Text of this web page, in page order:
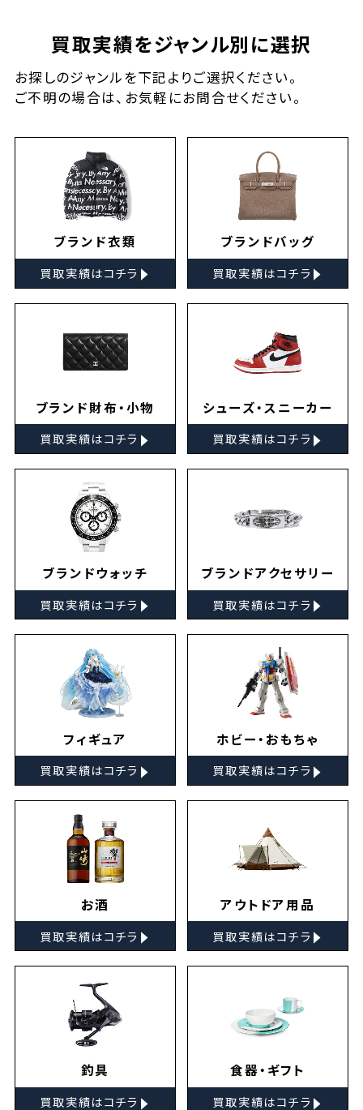
買取実績をジャンル別に選択
お探しのジャンルを下記よりご選択ください。
ご不明の場合は、お気軽にお問合せください。
ブランド衣類
買取実績はコチラ ▸
ブランドバッグ
買取実績はコチラ ▸
ブランド財布・小物
買取実績はコチラ ▸
シューズ・スニーカー
買取実績はコチラ ▸
ブランドウォッチ
買取実績はコチラ ▸
ブランドアクセサリー
買取実績はコチラ ▸
フィギュア
買取実績はコチラ ▸
ホビー・おもちゃ
買取実績はコチラ ▸
お酒
買取実績はコチラ ▸
アウトドア用品
買取実績はコチラ ▸
釣具
買取実績はコチラ ▸
食器・ギフト
買取実績はコチラ ▸